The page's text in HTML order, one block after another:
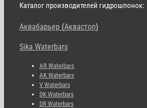
Каталог производителей гидрошпонок:
Аквабарьер (Аквастоп)
Sika Waterbars
AR Waterbars
AK Waterbars
V Waterbars
DK Waterbars
DR Waterbars